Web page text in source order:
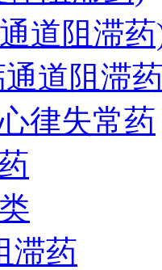
道阻滞
道阻滞
律失常药
滞药